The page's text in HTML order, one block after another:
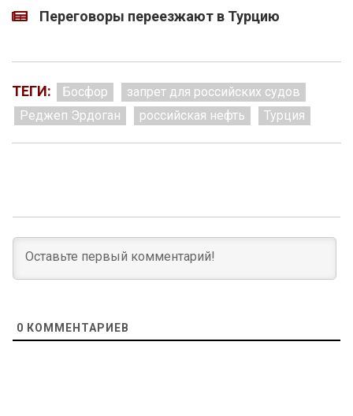
Переговоры переезжают в Турцию
ТЕГИ: Босфор
запрет для российских судов
Реджеп Эрдоган
российская нефть Турция
0 КОММЕНТАРИЕВ